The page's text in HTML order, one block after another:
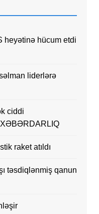
heyətinə hücum etdi
liderlərə
ciddi
raket atıldı
təsdiqlənmiş qanun